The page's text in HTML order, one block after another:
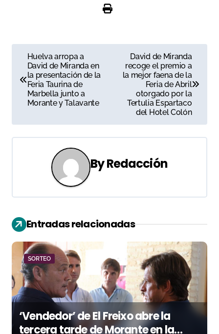
a
g
i
ó
n
d
e
e
n
Huelva arropa a
David de Miranda en
la presentación de la
Feria Taurina de
Marbella junto a
Morante y Talavante
David de Miranda
recoge el premio a
la mejor faena de la
Feria de Abril
otorgado por la
Tertulia Espartaco
del Hotel Colón
ByRedacción
Entradas relacionadas
SORTEO
‘Vendedor’ de El Freixo abre la
tercera tarde de Morante en la